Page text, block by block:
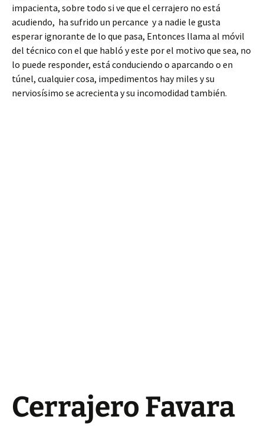
impacienta, sobre todo si ve que el cerrajero no está
acudiendo, ha sufrido un percance y a nadie le gusta
esperar ignorante de lo que pasa, Entonces llama al móvil
del técnico con el que habló y este por el motivo que sea, no
lo puede responder, está conduciendo o aparcando o en
túnel, cualquier cosa, impedimentos hay miles y su
nerviosísimo se acrecienta y su incomodidad también.
Cerrajero Favara